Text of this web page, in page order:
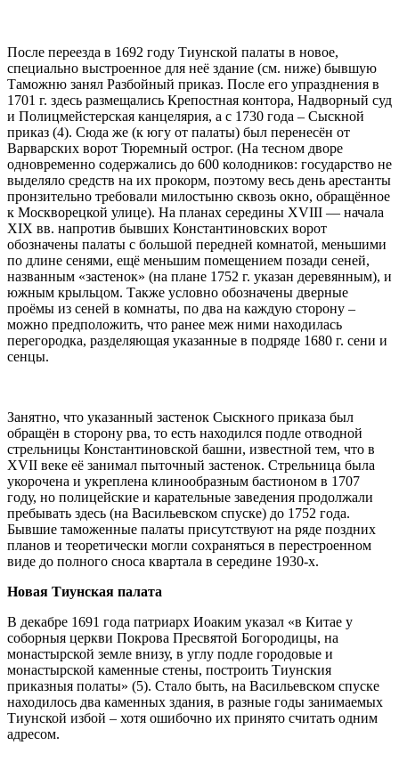
После переезда в 1692 году Тиунской палаты в новое,
специально выстроенное для неё здание (см. ниже) бывшую
Таможню занял Разбойный приказ. После его упразднения в
1701 г. здесь размещались Крепостная контора, Надворный суд
и Полицмейстерская канцелярия, а с 1730 года – Сыскной
приказ (4). Сюда же (к югу от палаты) был перенесён от
Варварских ворот Тюремный острог. (На тесном дворе
одновременно содержались до 600 колодников: государство не
выделяло средств на их прокорм, поэтому весь день арестанты
пронзительно требовали милостыню сквозь окно, обращённое
к Москворецкой улице). На планах середины XVIII — начала
XIX вв. напротив бывших Константиновских ворот
обозначены палаты с большой передней комнатой, меньшими
по длине сенями, ещё меньшим помещением позади сеней,
названным «застенок» (на плане 1752 г. указан деревянным), и
южным крыльцом. Также условно обозначены дверные
проёмы из сеней в комнаты, по два на каждую сторону –
можно предположить, что ранее меж ними находилась
перегородка, разделяющая указанные в подряде 1680 г. сени и
сенцы.
Занятно, что указанный застенок Сыскного приказа был
обращён в сторону рва, то есть находился подле отводной
стрельницы Константиновской башни, известной тем, что в
XVII веке её занимал пыточный застенок. Стрельница была
укорочена и укреплена клинообразным бастионом в 1707
году, но полицейские и карательные заведения продолжали
пребывать здесь (на Васильевском спуске) до 1752 года.
Бывшие таможенные палаты присутствуют на ряде поздних
планов и теоретически могли сохраняться в перестроенном
виде до полного сноса квартала в середине 1930-х.
Новая Тиунская палата
В декабре 1691 года патриарх Иоаким указал «в Китае у
соборныя церкви Покрова Пресвятой Богородицы, на
монастырской земле внизу, в углу подле городовые и
монастырской каменные стены, построить Тиунския
приказныя полаты» (5). Стало быть, на Васильевском спуске
находилось два каменных здания, в разные годы занимаемых
Тиунской избой – хотя ошибочно их принято считать одним
адресом.